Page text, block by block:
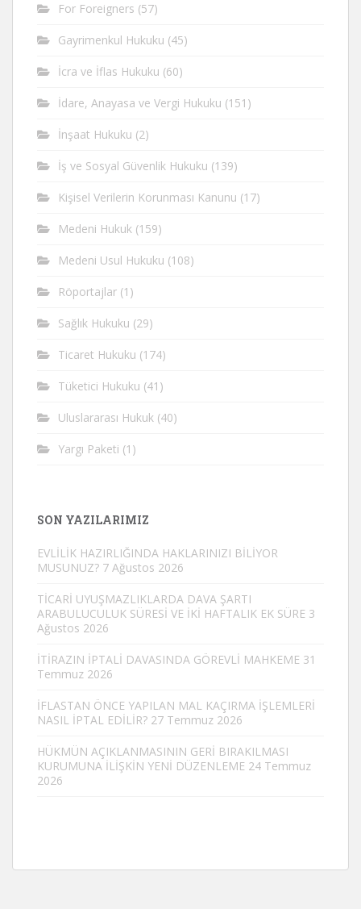
For Foreigners (57)
Gayrimenkul Hukuku (45)
İcra ve İflas Hukuku (60)
İdare, Anayasa ve Vergi Hukuku (151)
İnşaat Hukuku (2)
İş ve Sosyal Güvenlik Hukuku (139)
Kişisel Verilerin Korunması Kanunu (17)
Medeni Hukuk (159)
Medeni Usul Hukuku (108)
Röportajlar (1)
Sağlık Hukuku (29)
Ticaret Hukuku (174)
Tüketici Hukuku (41)
Uluslararası Hukuk (40)
Yargı Paketi (1)
SON YAZILARIMIZ
EVLİLİK HAZIRLIĞINDA HAKLARINIZI BİLİYOR
MUSUNUZ? 7 Ağustos 2026
TİCARİ UYUŞMAZLIKLARDA DAVA ŞARTI
ARABULUCULUK SÜRESİ VE İKİ HAFTALIK EK SÜRE 3
Ağustos 2026
İTİRAZIN İPTALİ DAVASINDA GÖREVLİ MAHKEME 31
Temmuz 2026
İFLASTAN ÖNCE YAPILAN MAL KAÇIRMA İŞLEMLERİ
NASIL İPTAL EDİLİR? 27 Temmuz 2026
HÜKMÜN AÇIKLANMASININ GERİ BIRAKILMASI
KURUMUNA İLİŞKİN YENİ DÜZENLEME 24 Temmuz
2026